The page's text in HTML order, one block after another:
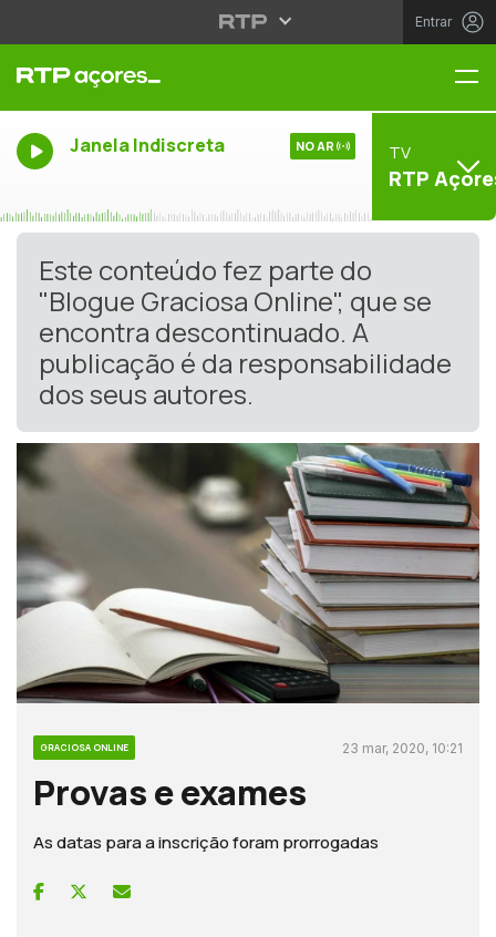
Entrar
Janela Indiscreta NO AR TV
RTP
Este conteúdo fez parte do
"Blogue Graciosa Online", que se
encontra descontinuado. A
publicação é da responsabilidade
dos seus autores.
GRACIOSA ONLINE 23 mar, 2020, 10:21
Provas e exames
As datas para a inscrição foram prorrogadas